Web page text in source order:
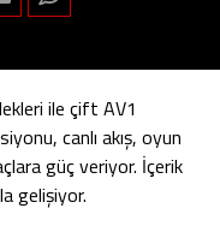
ile çift AV1
canlı akış, oyun
güç veriyor. İçerik
gelişiyor.